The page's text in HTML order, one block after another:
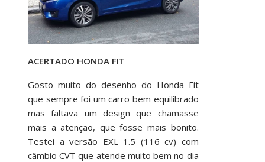
ACERTADO HONDA FIT
Gosto muito do desenho do Honda Fit
que sempre foi um carro bem equilibrado
mas faltava um design que chamasse
mais a atenção, que fosse mais bonito.
Testei a versão EXL 1.5 (116 cv) com
câmbio CVT que atende muito bem no dia